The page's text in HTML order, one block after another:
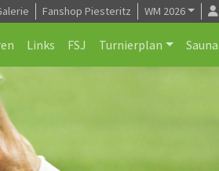
Fanshop Piesteritz WM 2026
Links FSJ Turnierplan Sauna